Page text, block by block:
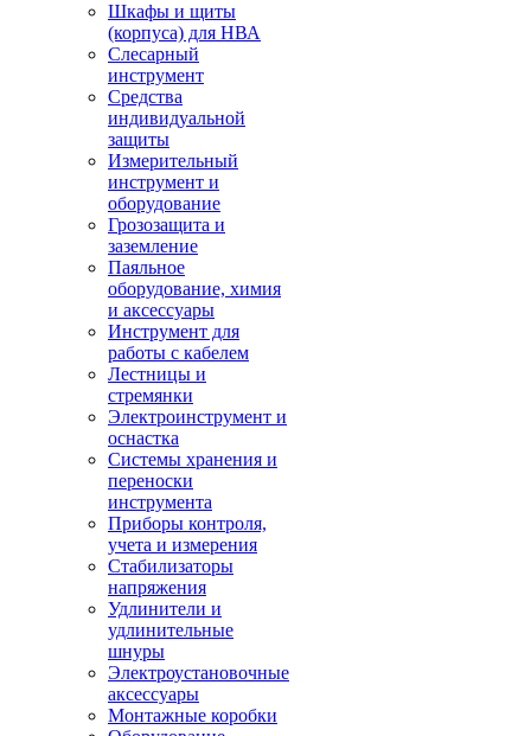
Шкафы и щиты
(корпуса) для НВА
Слесарный
инструмент
Средства
индивидуальной
защиты
Измерительный
инструмент и
оборудование
Грозозащита и
заземление
Паяльное
оборудование, химия
и аксессуары
Инструмент для
работы с кабелем
Лестницы и
стремянки
Электроинструмент и
оснастка
Системы хранения и
переноски
инструмента
Приборы контроля,
учета и измерения
Стабилизаторы
напряжения
Удлинители и
удлинительные
шнуры
Электроустановочные
аксессуары
Монтажные коробки